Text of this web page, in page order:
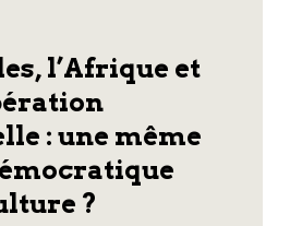
l’Afrique et
: une même
?